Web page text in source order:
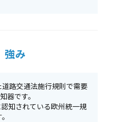
強み
路交通法施行規則で需要
器です。
知されている欧州統一規